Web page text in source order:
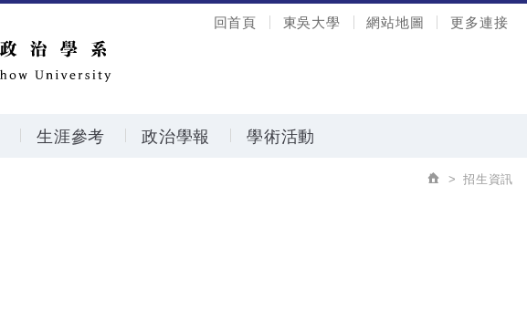
回首頁 東吳大學 網站地圖 更多連接
生涯參考 政治學報 學術活動
招生資訊